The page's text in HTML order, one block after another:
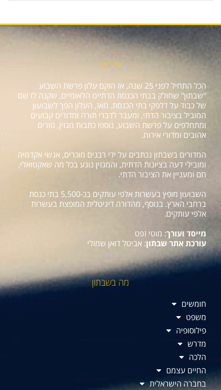
אודות
הכל התחיל לפני 25 שנה, אז הוקם עלון פרשת השבוע
"שבתון" שחולק בבתי הכנסת הדתיים הלאומיים, שקנה לו שם
של כבוד על דלפקי בתי הכנסת. מאז, העלון הפך לשבועון
המוביל בציבור הדתי, ומעבר לדברי תורה ומדורים קבועים
ומתחלפים על פרשת השבוע, נוספו כתבות מגזין, טורים
אהובים ומדורי אירוח.
המדורים בשבתון נכתבים על ידי רבנים מוכרים, אנשי אקדמיה
ומובילי דעה בציונות הדתית, והמגזין נוגע בכל מה שאקטואלי,
חם ומעניין את הציבור הדתי.
השבועון מופץ בעשרות אלפי עותקים בכ-5,500 בתי כנסת
ברחבי הארץ. בנוסף, מהדורה דיגיטלית המופצת בעשרות
אלפי עותקים.
מייסד ועורך: מוטי זפט
עורכת אתר שבתון: אביטל דואן שמולי
מה בשבתון
חומשים
משפט
פילוסופיה
מדרש
הלכה
החיים עצמם
בחברה הישראלית